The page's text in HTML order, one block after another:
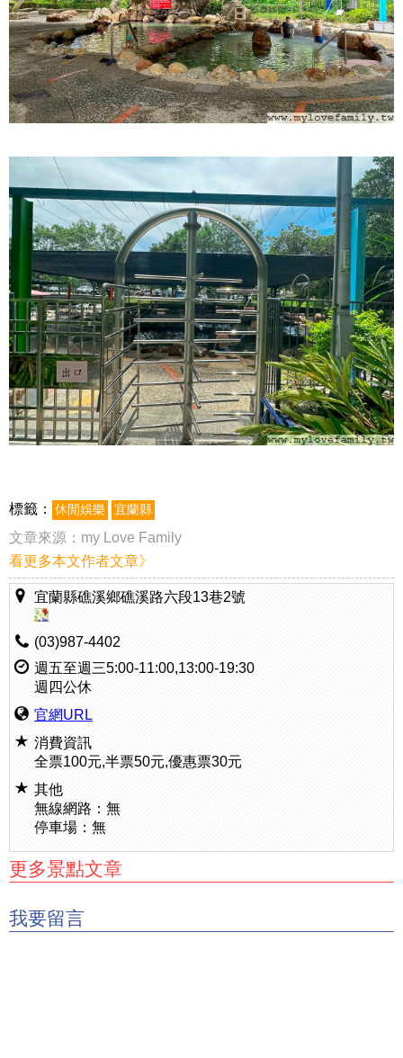
標籤： 休閒娛樂 宜蘭縣
文章來源： my Love Family
看更多本文作者文章》
宜蘭縣礁溪鄉礁溪路六段13巷2號
(03)987-4402
週五至週三5:00-11:00,13:00-19:30
週四公休
官網URL
消費資訊
全票100元,半票50元,優惠票30元
其他
無線網路：無
停車場：無
更多景點文章
我要留言